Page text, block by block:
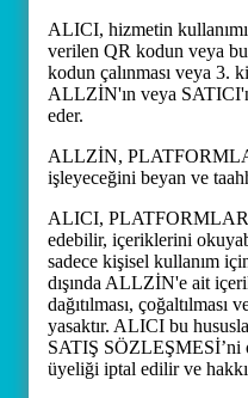
ALICI, hizmetin
verilen QR kodun veya
kodun çalınması veya 3.
ALLZİN'ın veya
eder.
ALLZİN,
işleyeceğini beyan ve
ALICI,
edebilir, içeriklerini
sadece kişisel kullanım
dışında ALLZİN'e ait
dağıtılması, çoğaltılması
yasaktır. ALICI bu
SATIŞ SÖZLEŞMESİ’ni
üyeliği iptal edilir ve